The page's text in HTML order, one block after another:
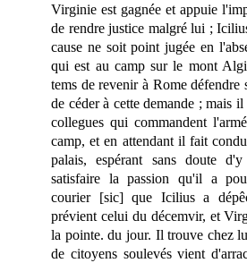
Virginie est gagnée et appuie
de rendre justice malgré lui ;
cause ne soit point jugée en
qui est au camp sur le mont
tems de revenir à Rome
de céder à cette demande ; mais
collegues qui commandent
camp, et en attendant il fait
palais, espérant sans doute
satisfaire la passion qu'il a
courier [sic] que Icilius a
prévient celui du décemvir, et
la pointe. du jour. Il trouve chez
de citoyens soulevés vient